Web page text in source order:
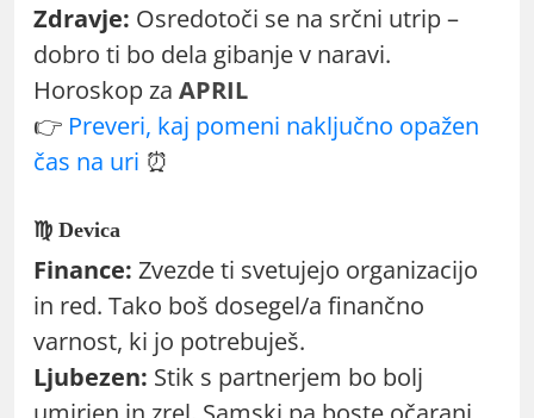
Zdravje: Osredotoči se na srčni utrip –
dobro ti bo dela gibanje v naravi.
Horoskop za APRIL
👉 Preveri, kaj pomeni naključno opažen
čas na uri ⏰
♍ Devica
Finance: Zvezde ti svetujejo organizacijo
in red. Tako boš dosegel/a finančno
varnost, ki jo potrebuješ.
Ljubezen: Stik s partnerjem bo bolj